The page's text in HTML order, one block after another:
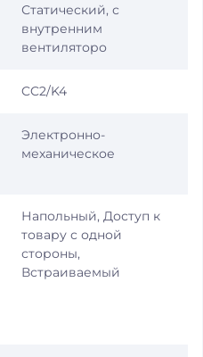
Статический, с
внутренним
вентиляторо
CC2/K4
Электронно-
механическое
Напольный, Доступ к
товару с одной
стороны,
Встраиваемый